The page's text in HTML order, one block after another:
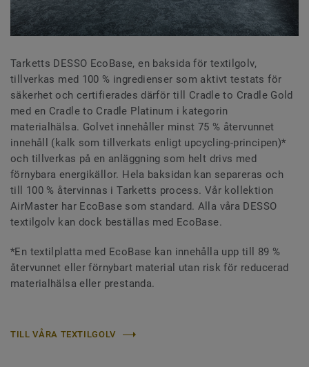
Tarketts DESSO EcoBase, en baksida för textilgolv,
tillverkas med 100 % ingredienser som aktivt testats för
säkerhet och certifierades därför till Cradle to Cradle Gold
med en Cradle to Cradle Platinum i kategorin
materialhälsa. Golvet innehåller minst 75 % återvunnet
innehåll (kalk som tillverkats enligt upcycling-principen)*
och tillverkas på en anläggning som helt drivs med
förnybara energikällor. Hela baksidan kan separeras och
till 100 % återvinnas i Tarketts process. Vår kollektion
AirMaster har EcoBase som standard. Alla våra DESSO
textilgolv kan dock beställas med EcoBase.
*En textilplatta med EcoBase kan innehålla upp till 89 %
återvunnet eller förnybart material utan risk för reducerad
materialhälsa eller prestanda.
TILL VÅRA TEXTILGOLV